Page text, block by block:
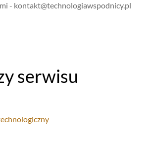
- kontakt@technologiawspodnicy.pl
serwisu